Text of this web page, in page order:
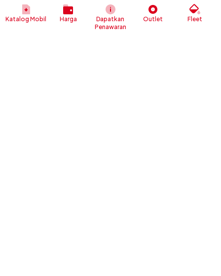
Katalog Mobil Harga
Dapatkan
Penawaran
Outlet Fleet